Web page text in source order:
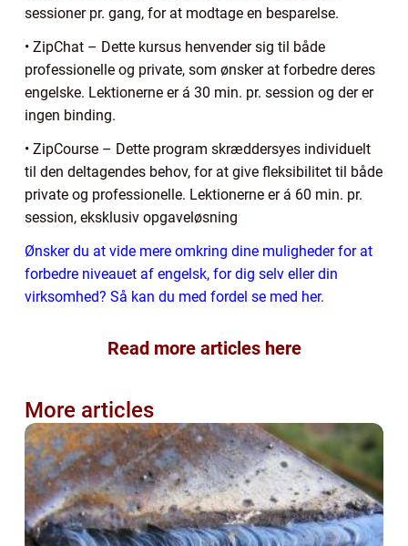
sessioner pr. gang, for at modtage en besparelse.
• ZipChat – Dette kursus henvender sig til både
professionelle og private, som ønsker at forbedre deres
engelske. Lektionerne er á 30 min. pr. session og der er
ingen binding.
• ZipCourse – Dette program skræddersyes individuelt
til den deltagendes behov, for at give fleksibilitet til både
private og professionelle. Lektionerne er á 60 min. pr.
session, eksklusiv opgaveløsning
Ønsker du at vide mere omkring dine muligheder for at
forbedre niveauet af engelsk, for dig selv eller din
virksomhed? Så kan du med fordel se med her.
Read more articles here
More articles